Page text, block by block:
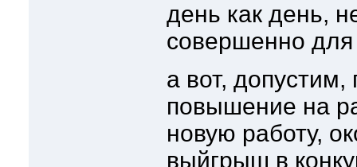
день как день,
совершенно
а вот, допустим,
повышение на
новую работу,
выйгрыш в